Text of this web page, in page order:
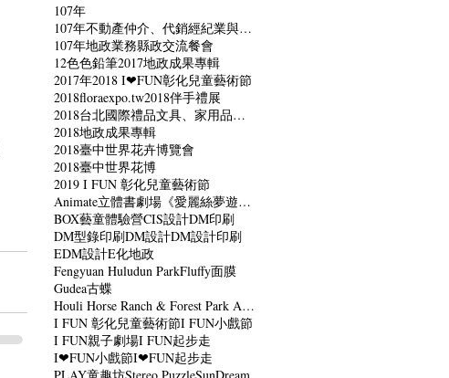
107年
107年不動產仲介、代銷經紀業與縣長有約座談會
107年地政業務縣政交流餐會
12色色鉛筆2017地政成果專輯
2017年2018 I❤FUN彰化兒童藝術節
2018floraexpo.tw2018伴手禮展
2018台北國際禮品文具、家用品、伴手禮展
2018地政成果專輯
2018臺中世界花卉博覽會
2018臺中世界花博
2019 I FUN 彰化兒童藝術節
Animate立體書劇場《愛麗絲夢遊仙境》
BOX藝童體驗營CIS設計DM印刷
DM型錄印刷DM設計DM設計印刷
EDM設計E化地政
Fengyuan Huludun ParkFluffy面膜
Gudea古蝶
Houli Horse Ranch & Forest Park Area
I FUN 彰化兒童藝術節I FUN小戲節
I FUN親子劇場I FUN起步走
I❤FUN小戲節I❤FUN起步走